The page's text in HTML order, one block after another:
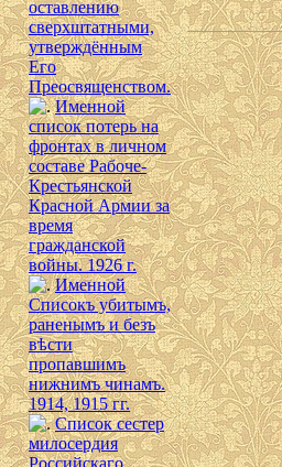
оставлению
сверхштатными,
утверждённым
Его
Преосвященством.
Именной
список потерь на
фронтах в личном
составе Рабоче-
Крестьянской
Красной Армии за
время
гражданской
войны. 1926 г.
Именной
Списокъ убитымъ,
раненымъ и безъ
вѣсти
пропавшимъ
нижнимъ чинамъ.
1914, 1915 гг.
Список сестер
милосердия
Российскаго